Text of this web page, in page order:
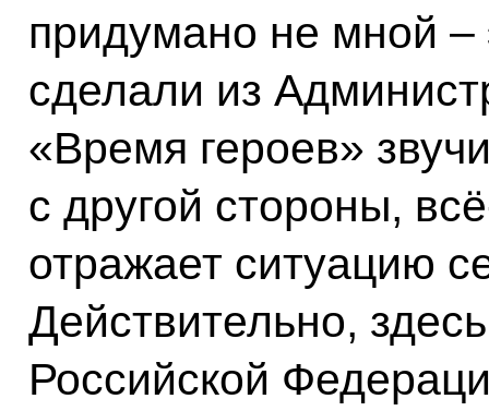
придумано не мной –
сделали из
«Время героев»
с другой стороны,
отражает ситуацию
Действительно,
Российской